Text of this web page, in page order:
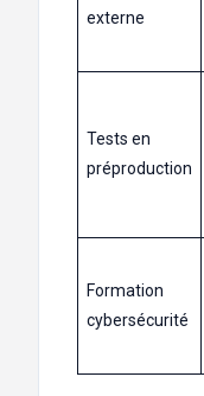
externe
Tests en
préproduction
Formation
cybersécurité